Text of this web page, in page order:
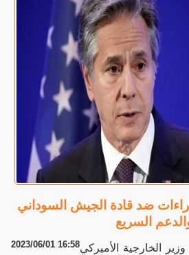
ضد قادة الجيش السوداني
السريع
2023/06/01 16:58الخارجية الأميركي